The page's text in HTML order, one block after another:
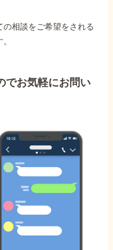
相談をご希望をされる
でお気軽にお問い